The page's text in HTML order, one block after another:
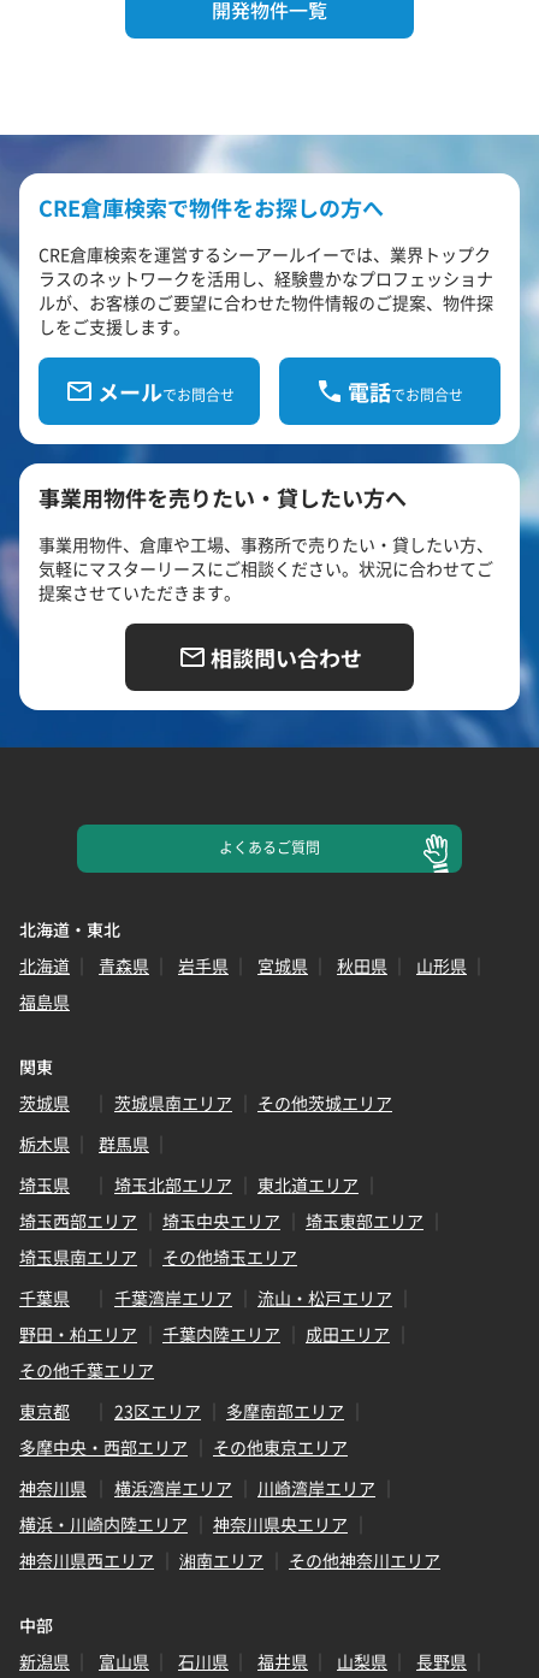
開発物件一覧
CRE倉庫検索で物件をお探しの方へ
CRE倉庫検索を運営するシーアールイーでは、業界トップク
ラスのネットワークを活用し、経験豊かなプロフェッショナ
ルが、お客様のご要望に合わせた物件情報のご提案、物件探
しをご支援します。
メールでお問合せ 電話でお問合せ
事業用物件を売りたい・貸したい方へ
事業用物件、倉庫や工場、事務所で売りたい・貸したい方、
気軽にマスターリースにご相談ください。状況に合わせてご
提案させていただきます。
相談問い合わせ
よくあるご質問
北海道・東北
北海道
青森県 岩手県 宮城県 秋田県
山形県
福島県
関東
茨城県
茨城県南エリア
その他茨城エリア
栃木県
群馬県
埼玉県
埼玉北部エリア
東北道エリア
埼玉西部エリア
埼玉中央エリア
埼玉東部エリア
埼玉県南エリア
その他埼玉エリア
千葉県
千葉湾岸エリア
流山・松戸エリア
野田・柏エリア
千葉内陸エリア
成田エリア
その他千葉エリア
東京都
23区エリア
多摩南部エリア
多摩中央・西部エリア
その他東京エリア
神奈川県
横浜湾岸エリア
川崎湾岸エリア
横浜・川崎内陸エリア
神奈川県央エリア
神奈川県西エリア
湘南エリア その他神奈川エリア
中部
新潟県
富山県 石川県 福井県 山梨県
長野県